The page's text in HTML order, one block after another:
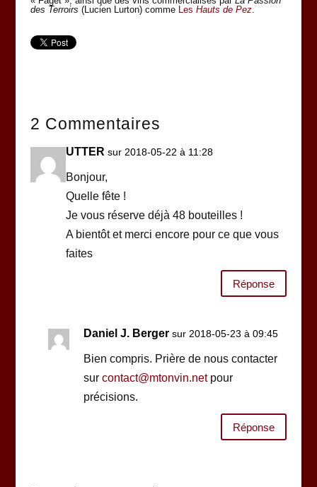
des Terroirs (Lucien Lurton) commeLes Hauts de Pez.
2 Commentaires
UTTER sur 2018-05-22 à 11:28
Bonjour,
Quelle fête !
Je vous réserve déjà 48 bouteilles !
A bientôt et merci encore pour ce que vous
faites
Réponse
Daniel J. Berger sur 2018-05-23 à 09:45
Bien compris. Prière de nous contacter
sur contact@mtonvin.netpour
précisions.
Réponse